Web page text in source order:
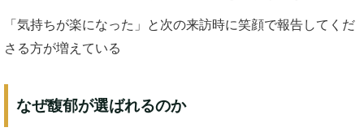
「気持ちが楽になった」と次の来訪時に笑顔で報告してくだ
さる方が増えている
なぜ馥郁が選ばれるのか